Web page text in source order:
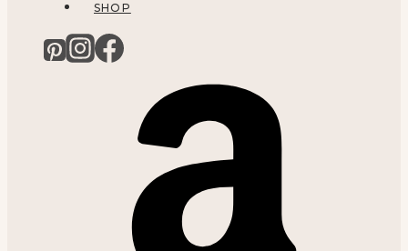
SHOP